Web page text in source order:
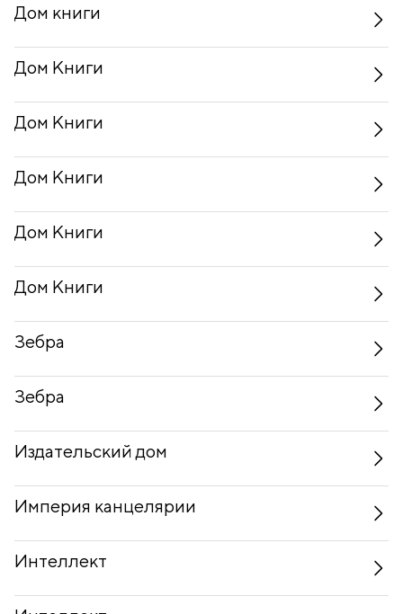
Дом книги
Дом Книги
Дом Книги
Дом Книги
Дом Книги
Дом Книги
Зебра
Зебра
Издательский дом
Империя канцелярии
Интеллект